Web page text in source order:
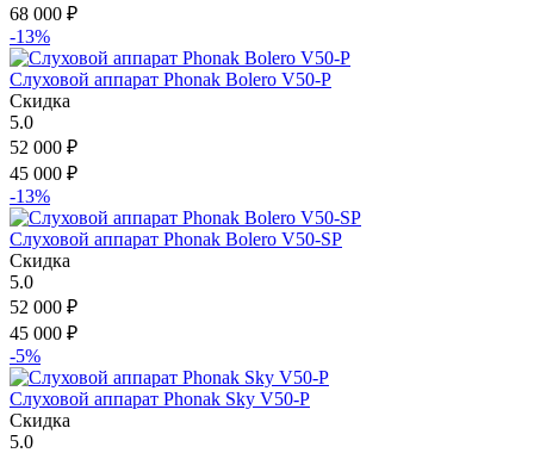
68 000 ₽
-13%
Слуховой аппарат Phonak Bolero V50-P
Скидка
5.0
52 000 ₽
45 000 ₽
-13%
Слуховой аппарат Phonak Bolero V50-SP
Скидка
5.0
52 000 ₽
45 000 ₽
-5%
Слуховой аппарат Phonak Sky V50-P
Скидка
5.0